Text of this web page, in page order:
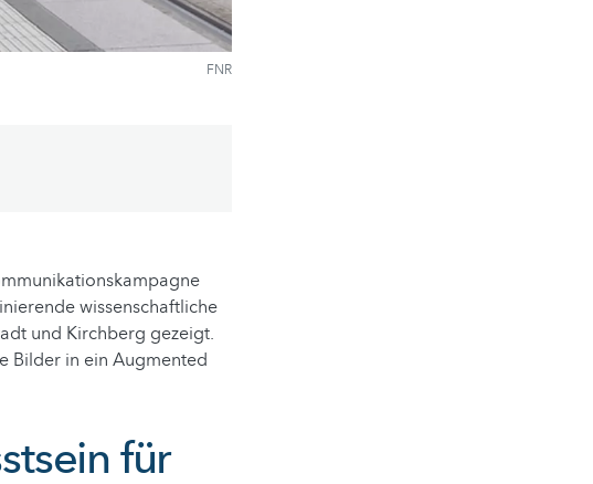
FNR
wissenschaftliche
und Kirchberg gezeigt.
Bilder in ein Augmented
für